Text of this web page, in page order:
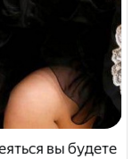
вы будете